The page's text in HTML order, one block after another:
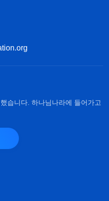
습니다. 하나님나라에 들어가고